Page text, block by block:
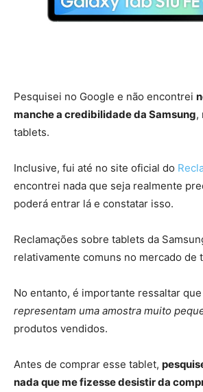
Pesquisei no Google e não encontrei
manche a credibilidade da Samsung,
tablets.
Inclusive, fui até no site oficial do
encontrei nada que seja realmente
poderá entrar lá e constatar isso.
Reclamações sobre tablets da
relativamente comuns no mercado de
No entanto, é importante ressaltar que
representam uma amostra muito
produtos vendidos.
Antes de comprar esse tablet,
nada que me fizesse desistir da